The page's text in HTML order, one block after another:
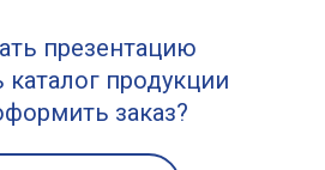
презентацию
каталог продукции
заказ?